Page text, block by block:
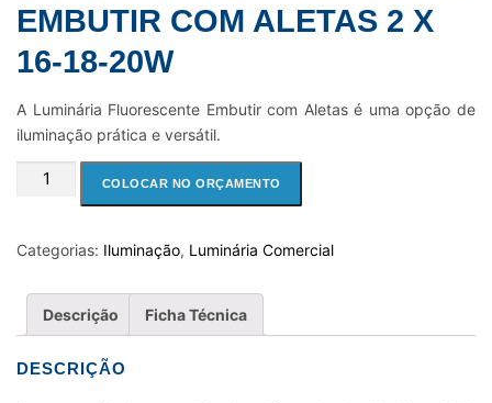
EMBUTIR COM ALETAS 2 X
16-18-20W
A Luminária Fluorescente Embutir com Aletas é uma opção de
iluminação prática e versátil.
LUMINARIA
COM
18-
COLOCAR NO ORÇAMENTO
Categorias: Iluminação, Luminária Comercial
Descrição Ficha Técnica
DESCRIÇÃO